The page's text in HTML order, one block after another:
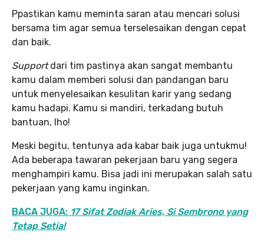
Ppastikan kamu meminta saran atau mencari solusi
bersama tim agar semua terselesaikan dengan cepat
dan baik.
Supportdari tim pastinya akan sangat membantu
kamu dalam memberi solusi dan pandangan baru
untuk menyelesaikan kesulitan karir yang sedang
kamu hadapi. Kamu si mandiri, terkadang butuh
bantuan, lho!
Meski begitu, tentunya ada kabar baik juga untukmu!
Ada beberapa tawaran pekerjaan baru yang segera
menghampiri kamu. Bisa jadi ini merupakan salah satu
pekerjaan yang kamu inginkan.
BACA JUGA: 17 Sifat Zodiak Aries, Si Sembrono yang
Tetap Setia!